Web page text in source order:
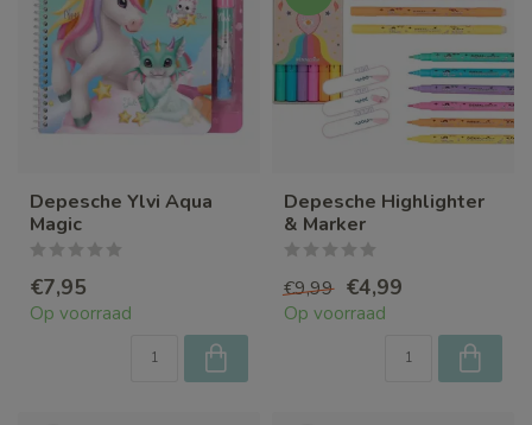
Depesche Ylvi Aqua
Magic
€7,95
Op voorraad
Depesche Highlighter
& Marker
€9,99 €4,99
Op voorraad